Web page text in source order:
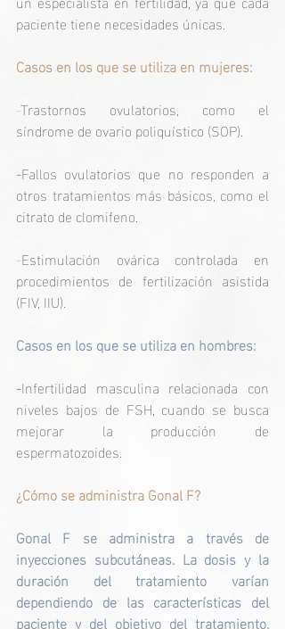
paciente tiene necesidades únicas.
Casos en los que se utiliza en mujeres:
-Trastornos ovulatorios, como el
síndrome de ovario poliquístico (SOP).
-Fallos ovulatorios que no responden a
otros tratamientos más básicos, como el
citrato de clomifeno.
-Estimulación ovárica controlada en
procedimientos de fertilización asistida
(FIV, IIU).
Casos en los que se utiliza en hombres:
-Infertilidad masculina relacionada con
niveles bajos de FSH, cuando se busca
mejorar la producción de
espermatozoides.
¿Cómo se administra Gonal F?
Gonal F se administra a través de
inyecciones subcutáneas. La dosis y la
duración del tratamiento varían
dependiendo de las características del